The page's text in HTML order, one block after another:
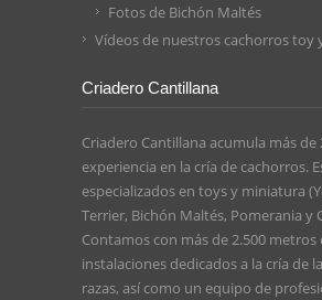
Fotos de Bichón Maltés
Vídeos de nuestros cachorros toy
Criadero Cantillana
Criadero Cantillana acumula más de
experiencia en la cría de cachorros.
especializados en toys y miniatura
Terrier, Bichón Maltés, Pomerania y
Contamos con más de 2.500
instalaciones dedicados a la cría de
razas, así como un equipo de